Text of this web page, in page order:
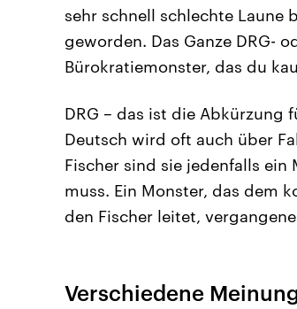
sehr schnell schlechte Laune
geworden. Das Ganze DRG-
Bürokratiemonster, das du
DRG – das ist die Abkürzung
Deutsch wird oft auch über
Fischer sind sie jedenfalls
muss. Ein Monster, das dem
den Fischer leitet,
Verschiedene